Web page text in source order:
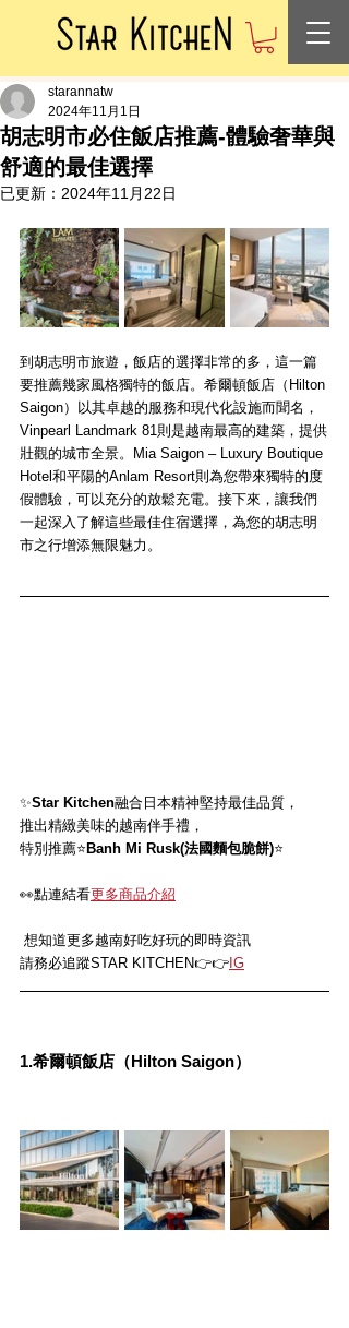
胡志明市必住飯店推薦-體驗奢華與
舒適的最佳選擇
starannatw
2024年11月1日
已更新： 2024年11月22日
到胡志明市旅遊，飯店的選擇非常的多，這一篇
要推薦幾家風格獨特的飯店。希爾頓飯店（Hilton
Saigon）以其卓越的服務和現代化設施而聞名，
Vinpearl Landmark 81則是越南最高的建築，提供
壯觀的城市全景。Mia Saigon – Luxury Boutique
Hotel和平陽的Anlam Resort則為您帶來獨特的度
假體驗，可以充分的放鬆充電。接下來，讓我們
一起深入了解這些最佳住宿選擇，為您的胡志明
市之行增添無限魅力。
✨Star Kitchen融合日本精神堅持最佳品質，
推出精緻美味的越南伴手禮，
特別推薦⭐️Banh Mi Rusk(法國麵包脆餅)⭐️
👀點連結看更多商品介紹
想知道更多越南好吃好玩的即時資訊
請務必追蹤STAR KITCHEN👉👉 IG
1.希爾頓飯店（Hilton Saigon）